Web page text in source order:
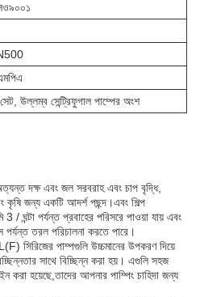
উল্লম্ব সেন্ট্রিফুগাল পাম্পের অংশ
দক্ষ এবং জল সরবরাহ এবং চাপ বৃদ্ধি,
জন্য একটি আদর্শ পছন্দ।এবং শিল্প
ঘন্টা পর্যন্ত প্রবাহের পরিসরে পাওয়া যায় এবং
পর্যন্ত তরল পরিচালনা করতে পারে।
সিরিজের পাম্পগুলি উচ্চমানের উপকরণ দিয়ে
সাথে বিচ্ছিন্ন করা হয়। এগুলি সহজ
করা হয়েছে,তাদের আপনার পাম্পিং চাহিদা জন্য